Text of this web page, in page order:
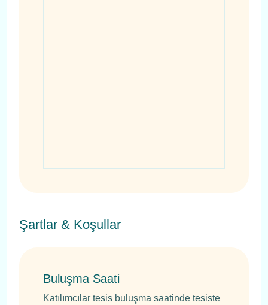
Şartlar & Koşullar
Buluşma Saati
Katılımcılar tesis buluşma saatinde tesiste